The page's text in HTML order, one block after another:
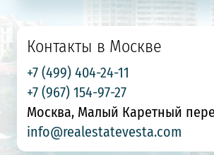
Контакты в Москве
+7 (499) 404-24-11
+7 (967) 154-97-27
Москва, Малый Каретный
info@realestatevesta.com